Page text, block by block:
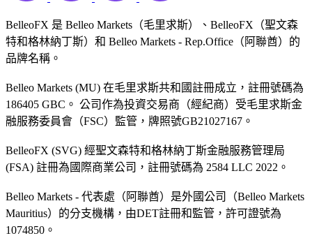
BelleoFX 是 Belleo Markets（毛里求斯）、BelleoFX（聖文森
特和格林納丁斯）和 Belleo Markets - Rep.Office（阿聯酋）的
品牌名稱。
Belleo Markets (MU) 在毛里求斯共和國註冊成立，註冊號碼為
186405 GBC。 公司作為投資交易商（經紀商）受毛里求斯金
融服務委員會（FSC）監管，牌照號GB21027167。
BelleoFX (SVG) 經聖文森特和格林納丁斯金融服務管理局
(FSA) 註冊為國際商業公司，註冊號碼為 2584 LLC 2022。
Belleo Markets - 代表處（阿聯酋）是外國公司（Belleo Markets
Mauritius）的分支機構，由DET註冊和監管，許可證號為
1074850。